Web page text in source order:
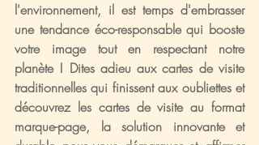
l'environnement, il est temps d'embrasser
une tendance éco-responsable qui booste
votre image tout en respectant notre
planète ! Dites adieu aux cartes de visite
traditionnelles qui finissent aux oubliettes et
découvrez les cartes de visite au format
marque-page, la solution innovante et